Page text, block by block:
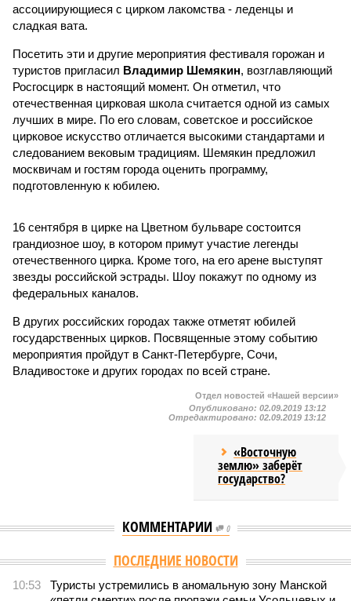
ассоциирующиеся с цирком лакомства - леденцы и
сладкая вата.
Посетить эти и другие мероприятия фестиваля горожан и
туристов пригласил Владимир Шемякин, возглавляющий
Росгосцирк в настоящий момент. Он отметил, что
отечественная цирковая школа считается одной из самых
лучших в мире. По его словам, советское и российское
цирковое искусство отличается высокими стандартами и
следованием вековым традициям. Шемякин предложил
москвичам и гостям города оценить программу,
подготовленную к юбилею.
16 сентября в цирке на Цветном бульваре состоится
грандиозное шоу, в котором примут участие легенды
отечественного цирка. Кроме того, на его арене выступят
звезды российской эстрады. Шоу покажут по одному из
федеральных каналов.
В других российских городах также отметят юбилей
государственных цирков. Посвященные этому событию
мероприятия пройдут в Санкт-Петербурге, Сочи,
Владивостоке и других городах по всей стране.
Отдел новостей «Нашей версии»
Опубликовано: 02.09.2019 13:12
Отредактировано: 02.09.2019 13:12
«Восточную
землю» заберёт
государство?
КОММЕНТАРИИ 0
ПОСЛЕДНИЕ НОВОСТИ
10:53
Туристы устремились в аномальную зону Манской